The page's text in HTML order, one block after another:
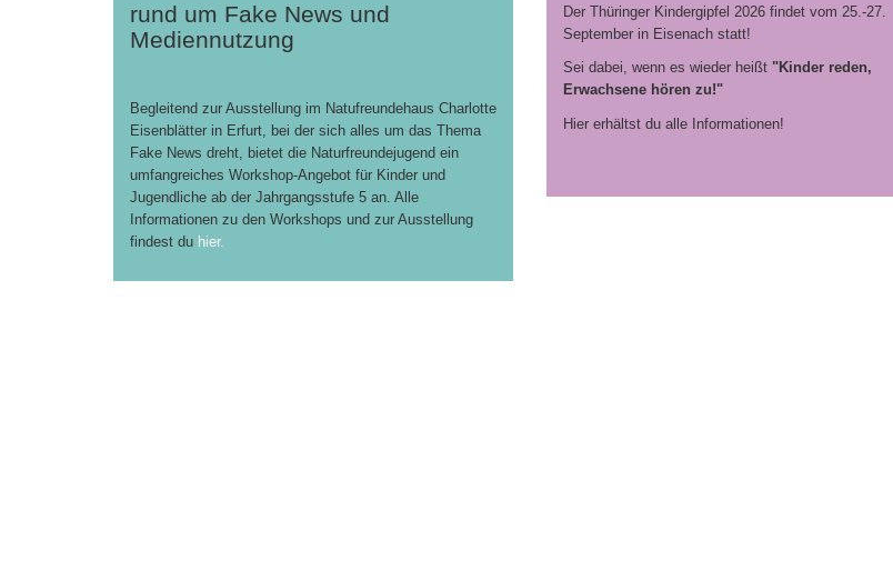
rund um Fake News und
Mediennutzung
Begleitend zur Ausstellung im Natufreundehaus Charlotte
Eisenblätter in Erfurt, bei der sich alles um das Thema
Fake News dreht, bietet die Naturfreundejugend ein
umfangreiches Workshop-Angebot für Kinder und
Jugendliche ab der Jahrgangsstufe 5 an. Alle
Informationen zu den Workshops und zur Ausstellung
findest du hier.
Der Thüringer Kindergipfel 2026 findet vom 25.-27.
September in Eisenach statt!
Sei dabei, wenn es wieder heißt "Kinder reden,
Erwachsene hören zu!"
Hier erhältst du alle Informationen!